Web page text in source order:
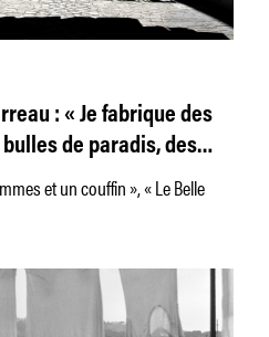
: « Je fabrique des
de paradis, des
» et un couffin », « Le Belle